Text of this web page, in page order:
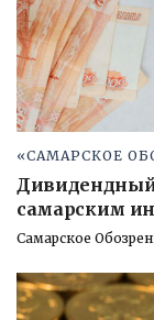
«САМАРСКОЕ
Дивидендный
самарским
Самарское